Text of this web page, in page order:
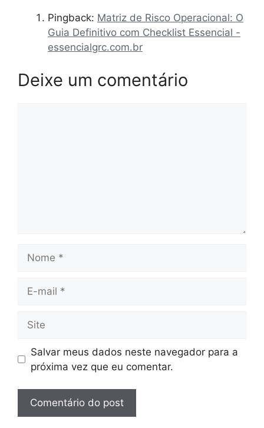
Pingback: Matriz de Risco Operacional: O
Guia Definitivo com Checklist Essencial -
essencialgrc.com.br
Deixe um comentário
mail
Salvar meus dados neste navegador para a
próxima vez que eu comentar.